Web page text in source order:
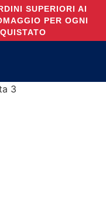
SUPERIORI AI
PER OGNI
3